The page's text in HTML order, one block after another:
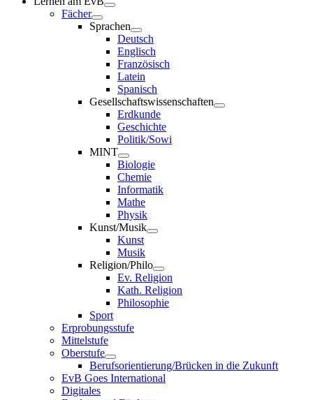
Fächer
Sprachen
Deutsch
Englisch
Französisch
Latein
Spanisch
Gesellschaftswissenschaften
Erdkunde
Geschichte
Politik/Sowi
MINT
Biologie
Chemie
Informatik
Mathe
Physik
Kunst/Musik
Kunst
Musik
Religion/Philo
Ev. Religion
Kath. Religion
Philosophie
Sport
Erprobungsstufe
Mittelstufe
Oberstufe
Berufsorientierung/Brücken in die Zukunft
EvB Goes International
Digitales